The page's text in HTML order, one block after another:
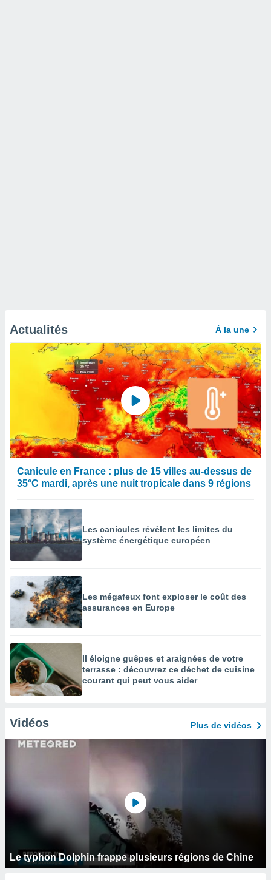
Actualités À la une
Canicule en France : plus de 15 villes au-dessus de
35°C mardi, après une nuit tropicale dans 9 régions
Les canicules révèlent les limites du
système énergétique européen
Les mégafeux font exploser le coût des
assurances en Europe
Il éloigne guêpes et araignées de votre
terrasse : découvrez ce déchet de cuisine
courant qui peut vous aider
Vidéos Plus de vidéos
Le typhon Dolphin frappe plusieurs régions de Chine